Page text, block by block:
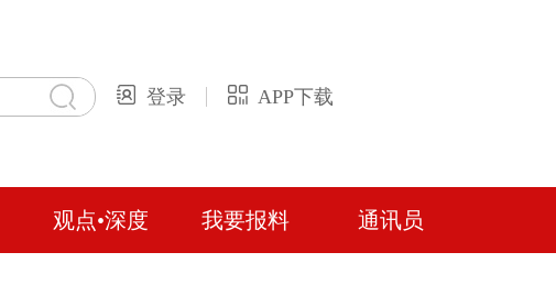
登录 APP下载
观点•深度 我要报料 通讯员